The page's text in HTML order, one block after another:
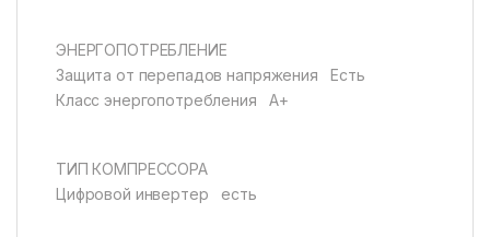
ЭНЕРГОПОТРЕБЛЕНИЕ
Защита от перепадов напряжения Есть
Класс энергопотребления A+
ТИП КОМПРЕССОРА
Цифровой инвертер есть